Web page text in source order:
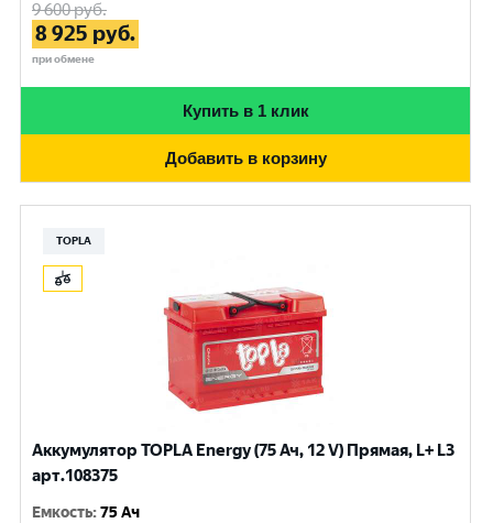
9 600руб.
8 925 руб.
при обмене
Купить в 1 клик
Добавить в корзину
TOPLA
Аккумулятор TOPLA Energy (75 Ач, 12 V) Прямая, L+ L3
арт.108375
Емкость:75 Ач